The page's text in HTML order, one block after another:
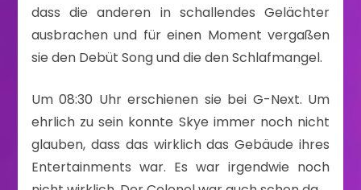
dass die anderen in schallendes Gelächter
ausbrachen und für einen Moment vergaßen
sie den Debüt Song und die den Schlafmangel.
Um 08:30 Uhr erschienen sie bei G-Next. Um
ehrlich zu sein konnte Skye immer noch nicht
glauben, dass das wirklich das Gebäude ihres
Entertainments war. Es war irgendwie noch